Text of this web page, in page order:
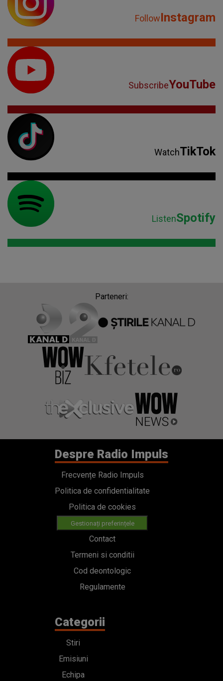
FollowInstagram
SubscribeYouTube
WatchTikTok
ListenSpotify
Parteneri:
Despre Radio Impuls
Frecvențe Radio Impuls
Politica de confidentialitate
Politica de cookies
Gestionați preferințele
Contact
Termeni si conditii
Cod deontologic
Regulamente
Categorii
Stiri
Emisiuni
Echipa